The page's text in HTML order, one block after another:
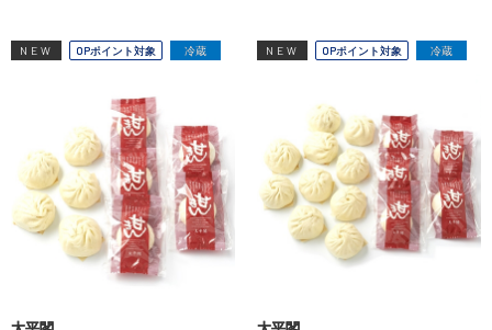
NEW OPポイント対象 冷蔵 NEW OPポイント対象 冷蔵